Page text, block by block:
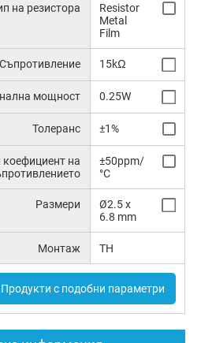
на резистора
Resistor
Metal
Film
Съпротивление 15kΩ
мощност 0.25W
Толеранс ±1%
коефициент на
±50ppm/
°C
Размери
Ø2.5 x
6.8 mm
Монтаж TH
Продукти с подобни параметри